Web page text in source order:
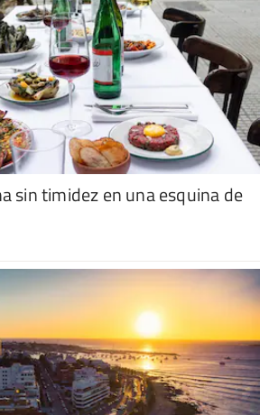
sin timidez en una esquina de